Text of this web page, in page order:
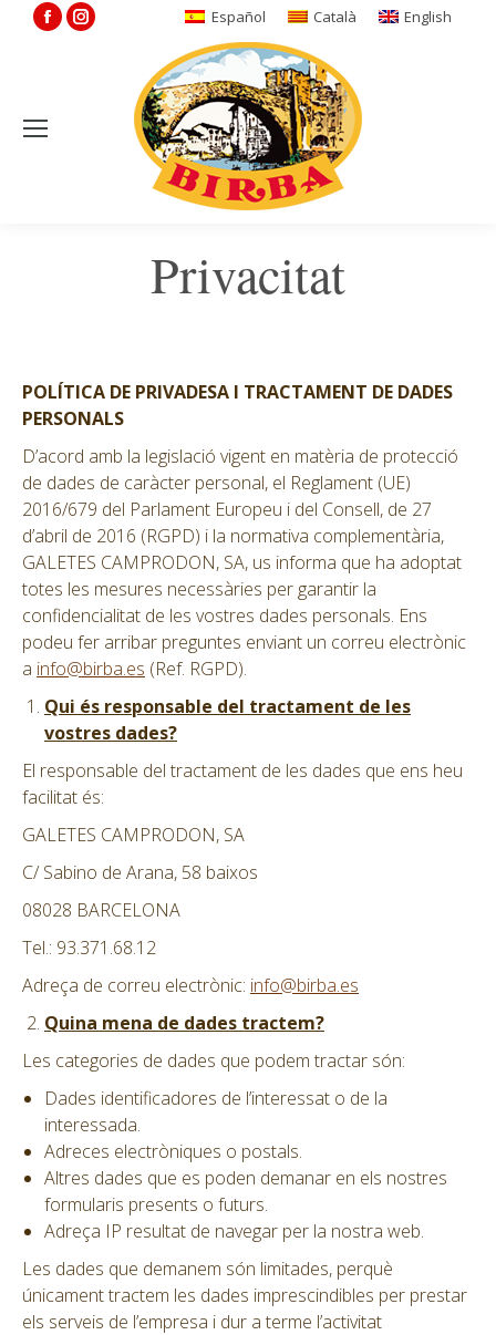
FacebookInstagram
window
Español Català English
Privacitat
POLÍTICA DE PRIVADESA I TRACTAMENT DE DADES
PERSONALS
D’acord amb la legislació vigent en matèria de protecció
de dades de caràcter personal, el Reglament (UE)
2016/679 del Parlament Europeu i del Consell, de 27
d’abril de 2016 (RGPD) i la normativa complementària,
GALETES CAMPRODON, SA, us informa que ha adoptat
totes les mesures necessàries per garantir la
confidencialitat de les vostres dades personals. Ens
podeu fer arribar preguntes enviant un correu electrònic
a info@birba.es (Ref. RGPD).
Qui és responsable del tractament de les
vostres dades?
El responsable del tractament de les dades que ens heu
facilitat és:
GALETES CAMPRODON, SA
C/ Sabino de Arana, 58 baixos
08028 BARCELONA
Tel.: 93.371.68.12
Adreça de correu electrònic: info@birba.es
Quina mena de dades tractem?
Les categories de dades que podem tractar són:
Dades identificadores de l’interessat o de la
interessada.
Adreces electròniques o postals.
Altres dades que es poden demanar en els nostres
formularis presents o futurs.
Adreça IP resultat de navegar per la nostra web.
Les dades que demanem són limitades, perquè
únicament tractem les dades imprescindibles per prestar
els serveis de l’empresa i dur a terme l’activitat